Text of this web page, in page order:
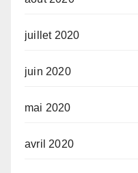
juillet 2020
juin 2020
mai 2020
avril 2020